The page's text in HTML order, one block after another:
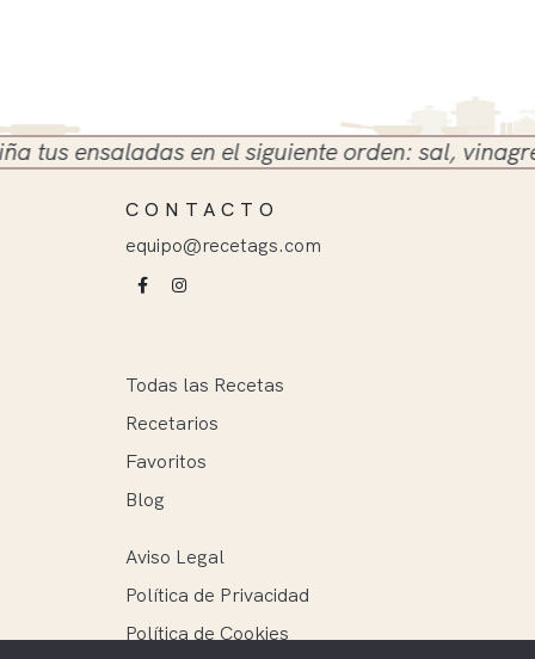
ensaladas en el siguiente orden: sal, vinagre y
CONTACTO
equipo@recetags.com
Todas las Recetas
Recetarios
Favoritos
Blog
Aviso Legal
Política de Privacidad
Política de Cookies